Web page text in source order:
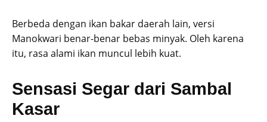
Berbeda dengan ikan bakar daerah lain, versi
Manokwari benar-benar bebas minyak. Oleh karena
itu, rasa alami ikan muncul lebih kuat.
Sensasi Segar dari Sambal
Kasar